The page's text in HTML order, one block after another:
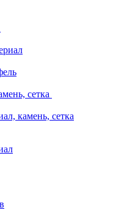
сетка
камень, сетка